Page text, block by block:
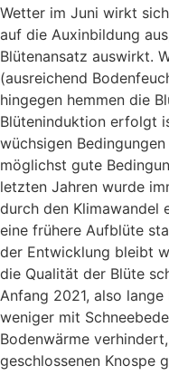
Wetter im Juni wirkt
auf die Auxinbildung
Blütenansatz auswirkt.
(ausreichend
hingegen hemmen die
Blüteninduktion erfolgt
wüchsigen
möglichst gute
letzten Jahren wurde
durch den Klimawandel
eine frühere Aufblüte
der Entwicklung bleibt
die Qualität der Blüte
Anfang 2021, also
weniger mit
Bodenwärme
geschlossenen Knospe